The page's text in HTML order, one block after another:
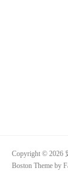
Copyright © 2026
Boston Theme by